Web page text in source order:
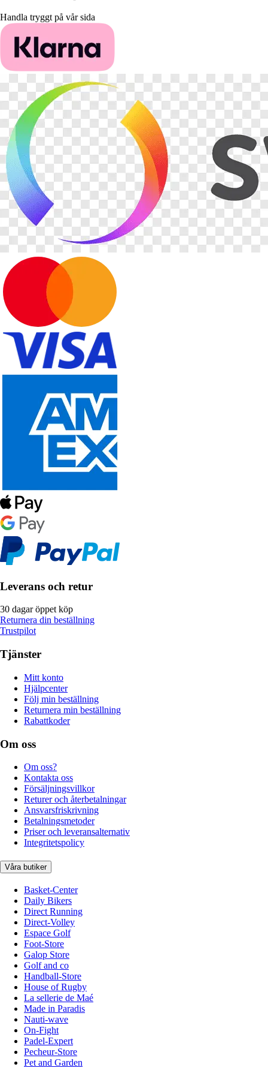
Handla tryggt på vår sida
Leverans och retur
30 dagar öppet köp
Returnera din beställning
Trustpilot
Tjänster
Mitt konto
Hjälpcenter
Följ min beställning
Returnera min beställning
Rabattkoder
Om oss
Om oss?
Kontakta oss
Försäljningsvillkor
Returer och återbetalningar
Ansvarsfriskrivning
Betalningsmetoder
Priser och leveransalternativ
Integritetspolicy
Våra butiker
Basket-Center
Daily Bikers
Direct Running
Direct-Volley
Espace Golf
Foot-Store
Galop Store
Golf and co
Handball-Store
House of Rugby
La sellerie de Maé
Made in Paradis
Nauti-wave
On-Fight
Padel-Expert
Pecheur-Store
Pet and Garden